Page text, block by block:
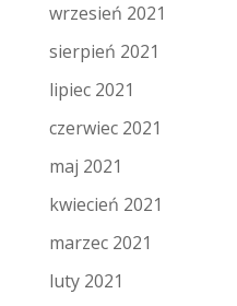
wrzesień 2021
sierpień 2021
lipiec 2021
czerwiec 2021
maj 2021
kwiecień 2021
marzec 2021
luty 2021